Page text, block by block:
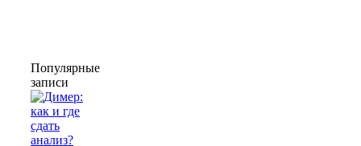
Популярные
записи